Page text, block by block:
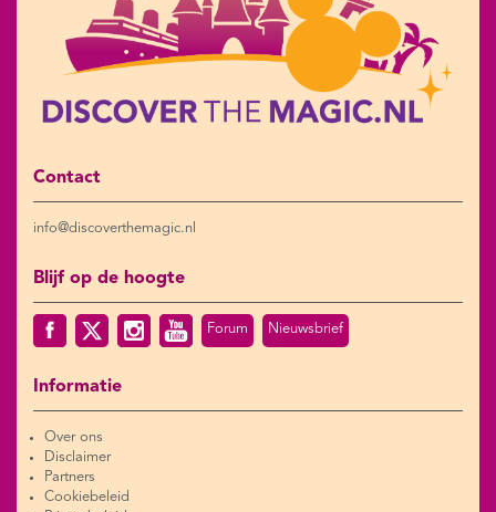
Contact
info@discoverthemagic.nl
Blijf op de hoogte
Forum Nieuwsbrief
Informatie
Over ons
Disclaimer
Partners
Cookiebeleid